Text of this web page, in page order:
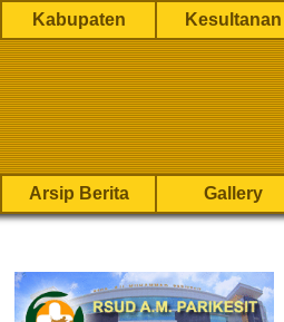
Kabupaten Kesultanan
Arsip Berita Gallery